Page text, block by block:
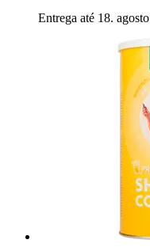
Entrega até 18. agosto